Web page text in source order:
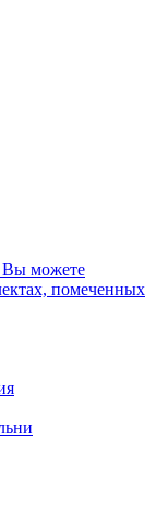
Вы можете
помеченных